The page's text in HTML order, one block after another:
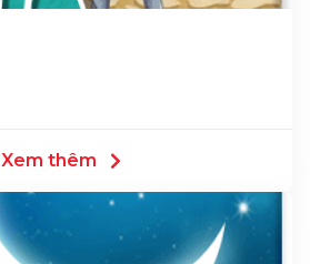
Xem thêm